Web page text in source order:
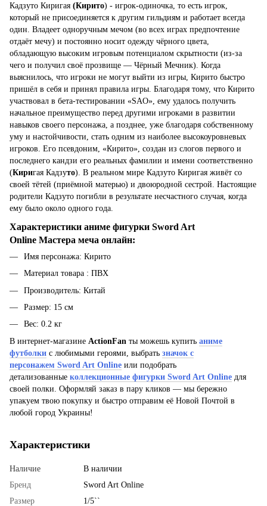
Кадзуто Киригая (Кирито) - игрок-одиночка, то есть игрок,
который не присоединяется к другим гильдиям и работает всегда
один. Владеет одноручным мечом (во всех играх предпочтение
отдаёт мечу) и постоянно носит одежду чёрного цвета,
обладающую высоким игровым потенциалом скрытности (из-за
чего и получил своё прозвище — Чёрный Мечник). Когда
выяснилось, что игроки не могут выйти из игры, Кирито быстро
пришёл в себя и принял правила игры. Благодаря тому, что Кирито
участвовал в бета-тестировании «SAO», ему удалось получить
начальное преимущество перед другими игроками в развитии
навыков своего персонажа, а позднее, уже благодаря собственному
уму и настойчивости, стать одним из наиболее высокоуровневых
игроков. Его псевдоним, «Кирито», создан из слогов первого и
последнего кандзи его реальных фамилии и имени соответственно
(Киригая Кадзуто). В реальном мире Кадзуто Киригая живёт со
своей тётей (приёмной матерью) и двоюродной сестрой. Настоящие
родители Кадзуто погибли в результате несчастного случая, когда
ему было около одного года.
Характеристики аниме фигурки Sword Art
Online Мастера меча онлайн:
Имя персонажа: Кирито
Материал товара : ПВХ
Производитель: Китай
Размер: 15 см
Вес: 0.2 кг
В интернет-магазине ActionFan ты можешь купить аниме
футболки с любимыми героями, выбрать значок с
персонажем Sword Art Online или подобрать
детализованные коллекционные фигурки Sword Art Online для
своей полки. Оформляй заказ в пару кликов — мы бережно
упакуем твою покупку и быстро отправим её Новой Почтой в
любой город Украины!
Характеристики
Наличие
В наличии
Бренд
Sword Art Online
Размер
1/5``